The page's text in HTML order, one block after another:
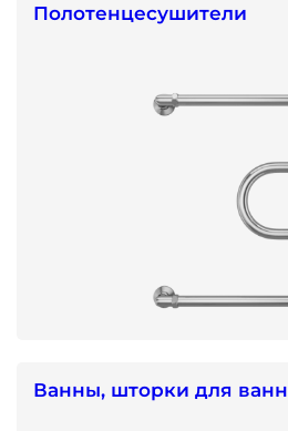
Полотенцесушители
Ванны, шторки для ванн